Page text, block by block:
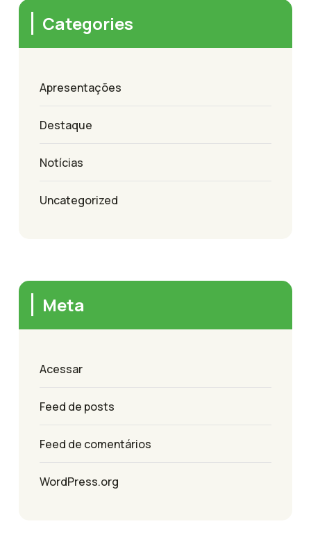
Categories
Apresentações
Destaque
Notícias
Uncategorized
Meta
Acessar
Feed de posts
Feed de comentários
WordPress.org